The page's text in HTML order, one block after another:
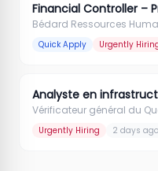
Financial Controller –
Bédard Ressources
Quick Apply Urgently
Analyste en
Vérificateur général du
Urgently Hiring 2 days ago